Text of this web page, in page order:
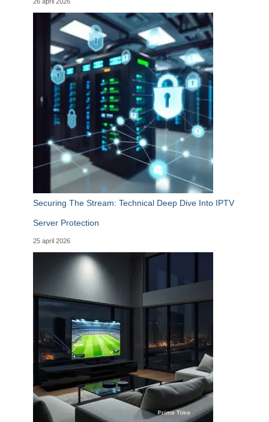
Securing The Stream: Technical Deep Dive Into IPTV
Server Protection
25 april 2026